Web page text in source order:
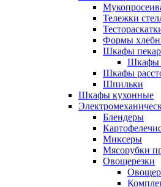
Тележки
Формы
Шкафы
Шкафы
Шкафы
Шпильки
Шкафы кухонные
Блендеры
Миксеры
Мясорубки
Овощерезки